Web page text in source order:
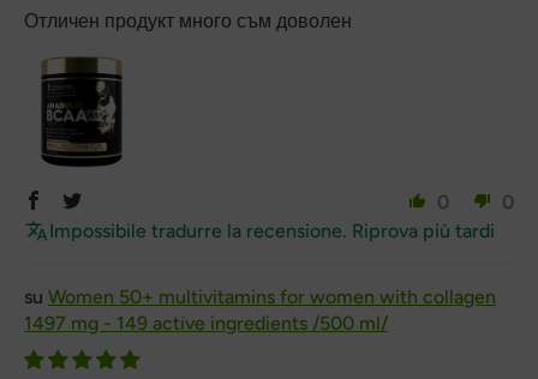
Отличен продукт много съм доволен
0
0
Impossibile tradurre la recensione. Riprova più tardi
Women 50+ multivitamins for women with collagen
1497 mg - 149 active ingredients /500 ml/